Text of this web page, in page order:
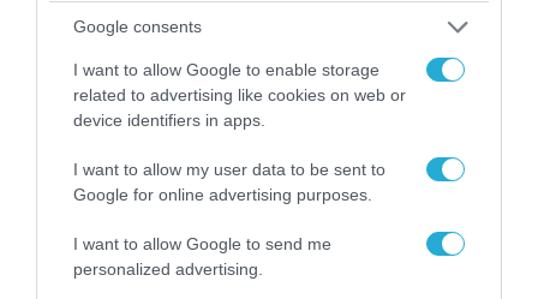
Google consents
I want to allow Google to enable storage
related to advertising like cookies on web or
device identifiers in apps.
I want to allow my user data to be sent to
Google for online advertising purposes.
I want to allow Google to send me
personalized advertising.
08.08.2026 | 12:02
αμερικανικών και ισραηλινών αεροσκαφών &
drones που καταρρίφθηκαν